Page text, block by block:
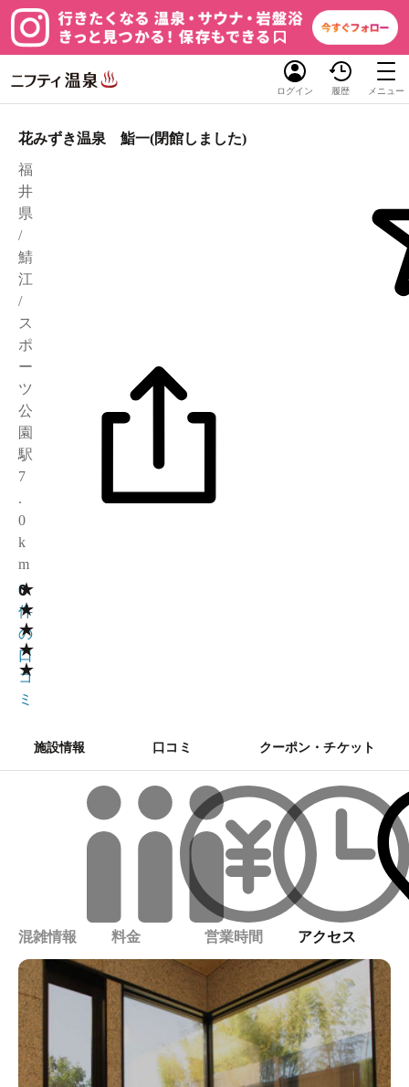
ログイン 履歴 メニュー
花みずき温泉 鮨一(閉館しました)
福
井
県
/
鯖
江
/
ス
ポ
ー
ツ
公
園
駅
7
.
0
k
m
★
★
★
★
★
0
0
件
の
口
コ
ミ
施設情報 口コミ クーポン・チケット
混雑情報 料金 営業時間 アクセス